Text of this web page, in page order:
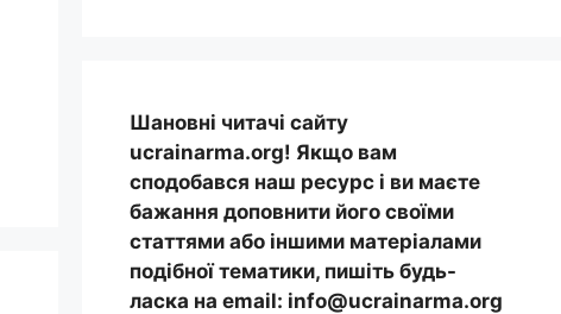
Шановні читачі сайту
ucrainarma.org! Якщо вам
сподобався наш ресурс і ви маєте
бажання доповнити його своїми
статтями або іншими матеріалами
подібної тематики, пишіть будь-
ласка на email: info@ucrainarma.org